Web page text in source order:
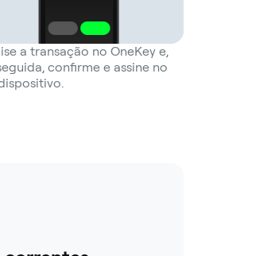
a transação no OneKey e,
confirme e assine no